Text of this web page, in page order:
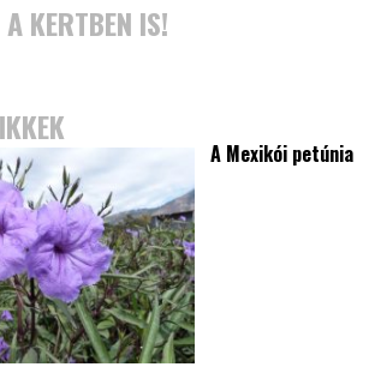
A KERTBEN IS!
A Mexikói petúnia